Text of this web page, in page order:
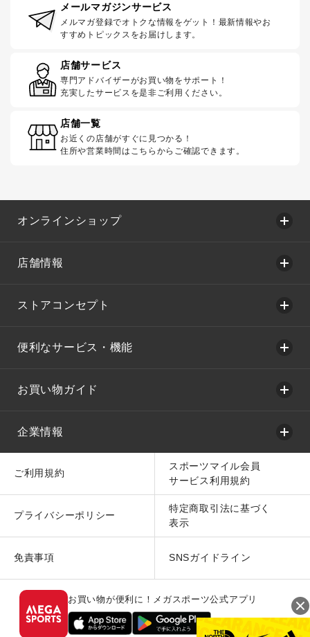
メールマガジンサービス
メルマガ登録でオトクな情報をゲット！最新情報やお
すすめトピックスをお届けします。
店舗サービス
専門アドバイザーがお買い物をサポート！
充実したサービスを是非ご利用ください。
店舗一覧
お近くの店舗がすぐに見つかる！
住所や営業時間はこちらからご確認できます。
オンラインショップ
店舗情報
ストアコンセプト
便利なサービス・機能
お買い物ガイド
企業情報
ご利用規約
スポーツマイル会員
サービス利用規約
プライバシーポリシー
特定商取引法に基づく
表示
免責事項 SNSガイドライン
お買い物が便利に！メガスポーツ公式アプリ